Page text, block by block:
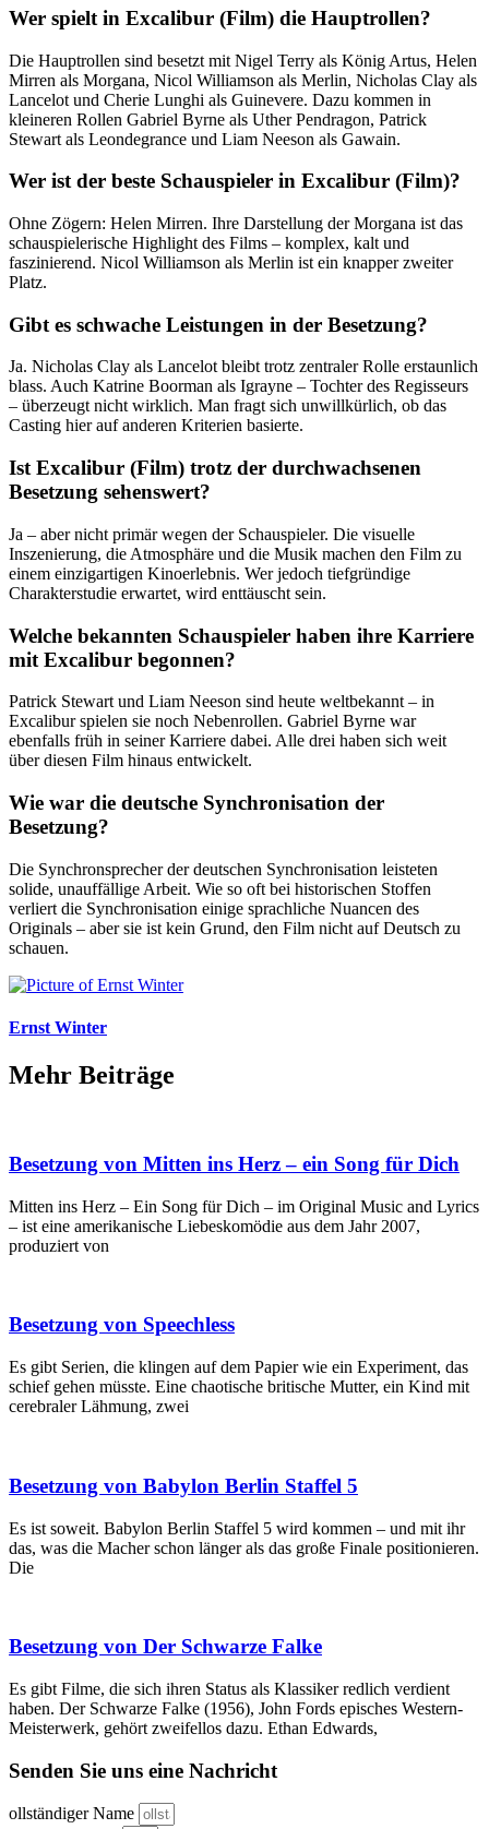
Wer spielt in Excalibur (Film) die Hauptrollen?
Die Hauptrollen sind besetzt mit Nigel Terry als König Artus, Helen
Mirren als Morgana, Nicol Williamson als Merlin, Nicholas Clay als
Lancelot und Cherie Lunghi als Guinevere. Dazu kommen in
kleineren Rollen Gabriel Byrne als Uther Pendragon, Patrick
Stewart als Leondegrance und Liam Neeson als Gawain.
Wer ist der beste Schauspieler in Excalibur (Film)?
Ohne Zögern: Helen Mirren. Ihre Darstellung der Morgana ist das
schauspielerische Highlight des Films – komplex, kalt und
faszinierend. Nicol Williamson als Merlin ist ein knapper zweiter
Platz.
Gibt es schwache Leistungen in der Besetzung?
Ja. Nicholas Clay als Lancelot bleibt trotz zentraler Rolle erstaunlich
blass. Auch Katrine Boorman als Igrayne – Tochter des Regisseurs
– überzeugt nicht wirklich. Man fragt sich unwillkürlich, ob das
Casting hier auf anderen Kriterien basierte.
Ist Excalibur (Film) trotz der durchwachsenen
Besetzung sehenswert?
Ja – aber nicht primär wegen der Schauspieler. Die visuelle
Inszenierung, die Atmosphäre und die Musik machen den Film zu
einem einzigartigen Kinoerlebnis. Wer jedoch tiefgründige
Charakterstudie erwartet, wird enttäuscht sein.
Welche bekannten Schauspieler haben ihre Karriere
mit Excalibur begonnen?
Patrick Stewart und Liam Neeson sind heute weltbekannt – in
Excalibur spielen sie noch Nebenrollen. Gabriel Byrne war
ebenfalls früh in seiner Karriere dabei. Alle drei haben sich weit
über diesen Film hinaus entwickelt.
Wie war die deutsche Synchronisation der
Besetzung?
Die Synchronsprecher der deutschen Synchronisation leisteten
solide, unauffällige Arbeit. Wie so oft bei historischen Stoffen
verliert die Synchronisation einige sprachliche Nuancen des
Originals – aber sie ist kein Grund, den Film nicht auf Deutsch zu
schauen.
Ernst Winter
Mehr Beiträge
Besetzung von Mitten ins Herz – ein Song für Dich
Mitten ins Herz – Ein Song für Dich – im Original Music and Lyrics
– ist eine amerikanische Liebeskomödie aus dem Jahr 2007,
produziert von
Besetzung von Speechless
Es gibt Serien, die klingen auf dem Papier wie ein Experiment, das
schief gehen müsste. Eine chaotische britische Mutter, ein Kind mit
cerebraler Lähmung, zwei
Besetzung von Babylon Berlin Staffel 5
Es ist soweit. Babylon Berlin Staffel 5 wird kommen – und mit ihr
das, was die Macher schon länger als das große Finale positionieren.
Die
Besetzung von Der Schwarze Falke
Es gibt Filme, die sich ihren Status als Klassiker redlich verdient
haben. Der Schwarze Falke (1956), John Fords episches Western-
Meisterwerk, gehört zweifellos dazu. Ethan Edwards,
Senden Sie uns eine Nachricht
ollständiger Name